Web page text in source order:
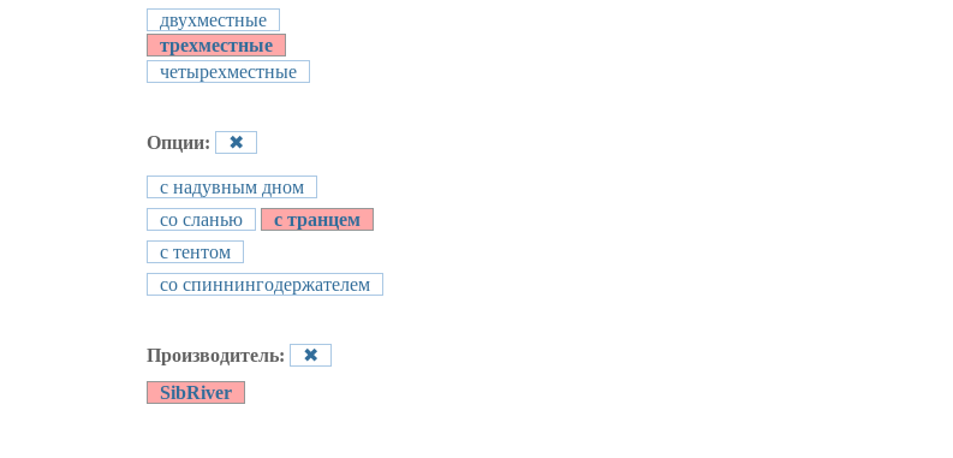
двухместные
трехместные
четырехместные
Опции: ✖
с надувным дном
со сланью
с транцем
с тентом
со спиннингодержателем
Производитель:
✖
SibRiver